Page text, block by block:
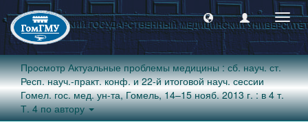
Просмотр Актуальные проблемы медицины : сб. науч. ст.
Респ. науч.-практ. конф. и 22-й итоговой науч. сессии
Гомел. гос. мед. ун-та, Гомель, 14–15 нояб. 2013 г. : в 4 т.
Т. 4 по автору